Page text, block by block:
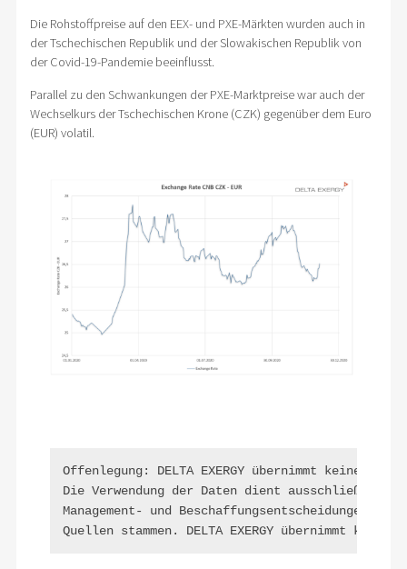
Die Rohstoffpreise auf den EEX- und PXE-Märkten wurden auch in
der Tschechischen Republik und der Slowakischen Republik von
der Covid-19-Pandemie beeinflusst.
Parallel zu den Schwankungen der PXE-Marktpreise war auch der
Wechselkurs der Tschechischen Krone (CZK) gegenüber dem Euro
(EUR) volatil.
Offenlegung: DELTA EXERGY übernimmt keine
Die Verwendung der Daten dient
Management- und Beschaffungsentscheidungen
Quellen stammen. DELTA EXERGY übernimmt